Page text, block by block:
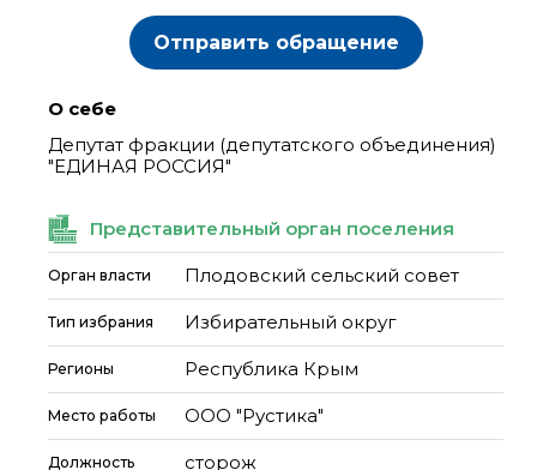
Отправить обращение
О себе
Депутат фракции (депутатского объединения)
"ЕДИНАЯ РОССИЯ"
Представительный орган поселения
Орган власти Плодовский сельский совет
Тип избрания Избирательный округ
Регионы Республика Крым
Место работы ООО "Рустика"
Должность сторож